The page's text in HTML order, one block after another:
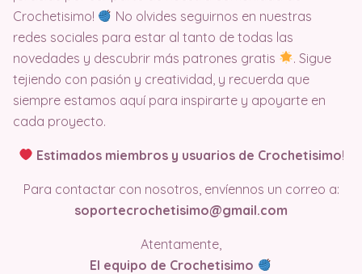
Crochetisimo!
No olvides seguirnos en nuestras
redes sociales para estar al tanto de todas las
novedades y descubrir más patrones gratis
. Sigue
tejiendo con pasión y creatividad, y recuerda que
siempre estamos aquí para inspirarte y apoyarte en
cada proyecto.
Estimados miembros y usuarios de Crochetisimo!
Para contactar con nosotros, envíennos un correo a:
soportecrochetisimo@gmail.com
Atentamente,
El equipo de Crochetisimo